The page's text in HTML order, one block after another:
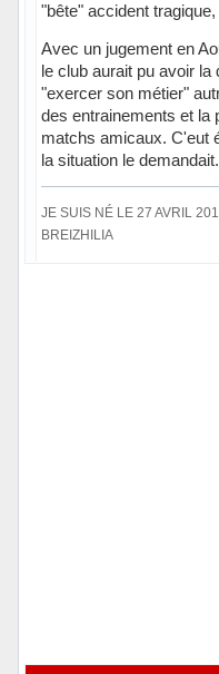
"bête" accident
Avec un jugement en
le club aurait pu avoir
"exercer son métier"
des entrainements et la
matchs amicaux. C'eut
la situation le demandait.
JE SUIS NÉ LE 27 AVRIL
BREIZHILIA